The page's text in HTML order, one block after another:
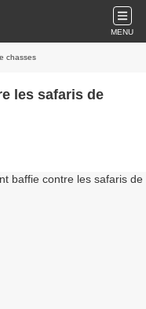
MENU
chasses
les safaris de